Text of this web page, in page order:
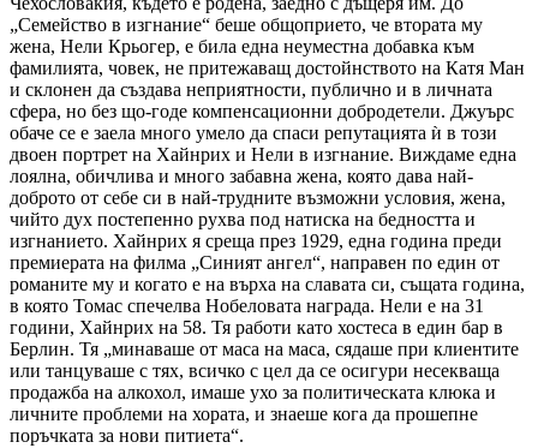
„Семейство в изгнание“ беше общоприето, че втората му
жена, Нели Крьогер, е била една неуместна добавка към
фамилията, човек, не притежаващ достойнството на Катя Ман
и склонен да създава неприятности, публично и в личната
сфера, но без що-годе компенсационни добродетели. Джуърс
обаче се е заела много умело да спаси репутацията ѝ в този
двоен портрет на Хайнрих и Нели в изгнание. Виждаме една
лоялна, обичлива и много забавна жена, която дава най-
доброто от себе си в най-трудните възможни условия, жена,
чийто дух постепенно рухва под натиска на бедността и
изгнанието. Хайнрих я среща през 1929, една година преди
премиерата на филма „Синият ангел“, направен по един от
романите му и когато е на върха на славата си, същата година,
в която Томас спечелва Нобеловата награда. Нели е на 31
години, Хайнрих на 58. Тя работи като хостеса в един бар в
Берлин. Тя „минаваше от маса на маса, сядаше при клиентите
или танцуваше с тях, всичко с цел да се осигури несекваща
продажба на алкохол, имаше ухо за политическата клюка и
личните проблеми на хората, и знаеше кога да прошепне
поръчката за нови питиета“.